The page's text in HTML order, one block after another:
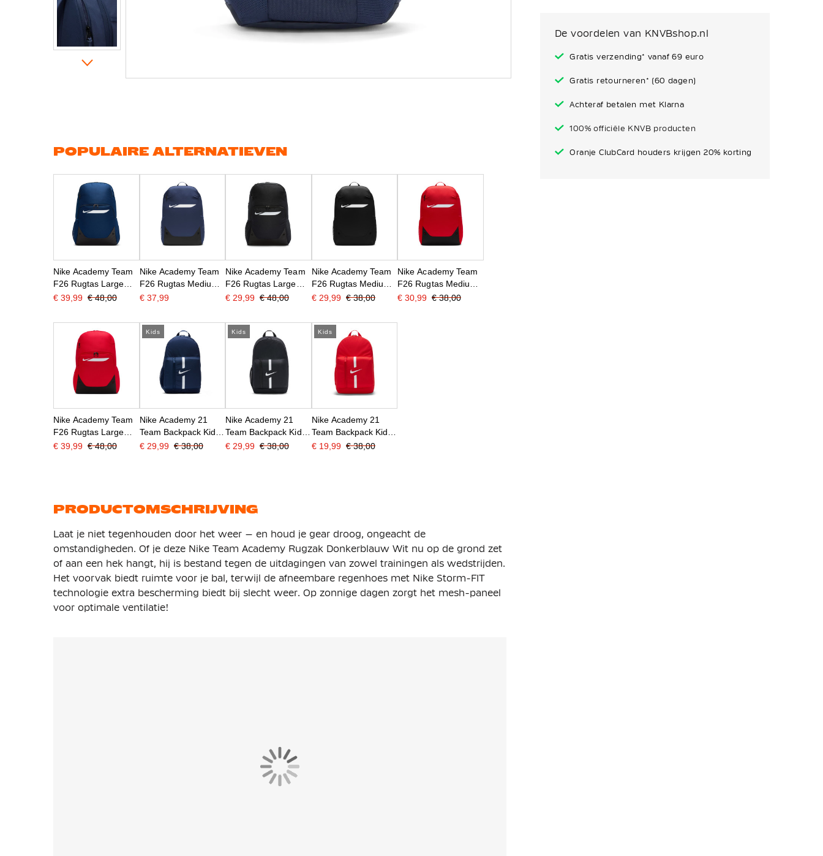
gallerij
De voordelen van KNVBshop.nl
Gratis verzending* vanaf 69 euro
Gratis retourneren* (60 dagen)
Achteraf betalen met Klarna
100% officiële KNVB producten
Oranje ClubCard houders krijgen 20% korting
POPULAIRE ALTERNATIEVEN
Nike Academy Team
F26 Rugtas Large
Donkerblauw Zwart
€ 39,99 € 48,00
Nike Academy Team
F26 Rugtas Medium
Donkerblauw Zwart
€ 37,99
Nike Academy Team
F26 Rugtas Large
Zwart Wit
€ 29,99 € 48,00
Nike Academy Team
F26 Rugtas Medium
Zwart Wit
€ 29,99 € 38,00
Nike Academy Team
F26 Rugtas Medium
Lichtrood Zwart
€ 30,99 € 38,00
Nike Academy Team
F26 Rugtas Large
Lichtrood Zwart
€ 39,99 € 48,00
Kids
Nike Academy 21
Team Backpack Kids
Donkerblauw
€ 29,99 € 38,00
Kids
Nike Academy 21
Team Backpack Kids
Zwart
€ 29,99 € 38,00
Kids
Nike Academy 21
Team Backpack Kids
Rood
€ 19,99 € 38,00
PRODUCTOMSCHRIJVING
Laat je niet tegenhouden door het weer – en houd je gear droog, ongeacht de
omstandigheden. Of je deze Nike Team Academy Rugzak Donkerblauw Wit nu op de grond zet
of aan een hek hangt, hij is bestand tegen de uitdagingen van zowel trainingen als wedstrijden.
Het voorvak biedt ruimte voor je bal, terwijl de afneembare regenhoes met Nike Storm-FIT
technologie extra bescherming biedt bij slecht weer. Op zonnige dagen zorgt het mesh-paneel
voor optimale ventilatie!